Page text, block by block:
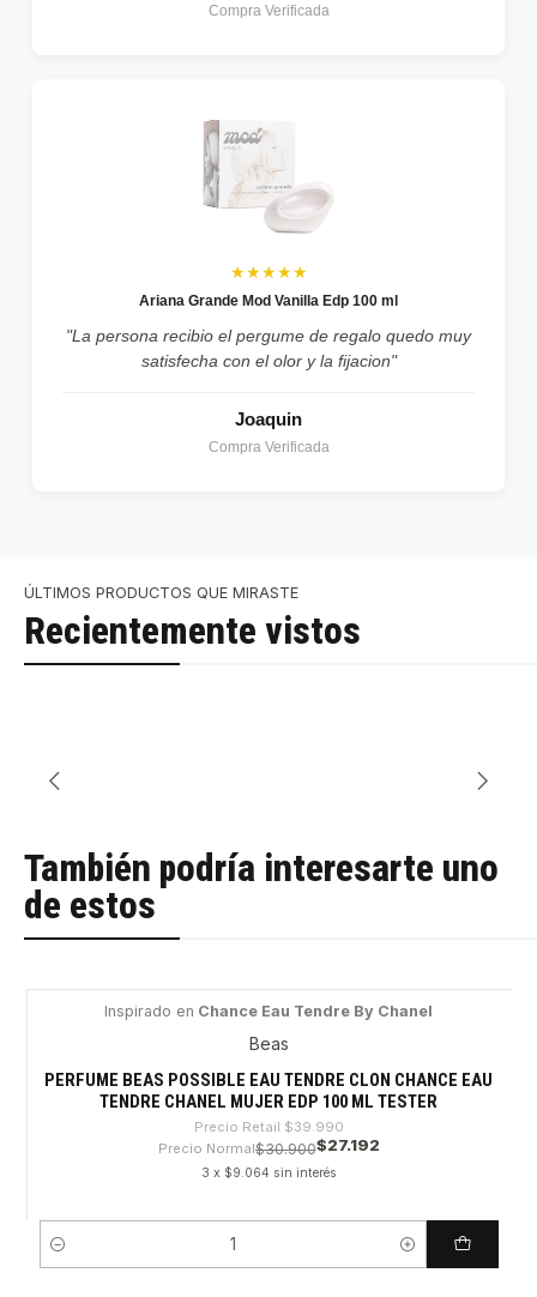
Compra Verificada
★★★★★
Ariana Grande Mod Vanilla Edp 100 ml
"La persona recibio el pergume de regalo quedo muy
satisfecha con el olor y la fijacion"
Joaquin
Compra Verificada
ÚLTIMOS PRODUCTOS QUE MIRASTE
Recientemente vistos
También podría interesarte uno
de estos
Inspirado en Chance Eau Tendre By Chanel
Beas
PERFUME BEAS POSSIBLE EAU TENDRE CLON CHANCE EAU
TENDRE CHANEL MUJER EDP 100 ML TESTER
Precio Retail $39.990
Precio Normal$30.900$27.192
3 x $9.064 sin interés
Cantidad